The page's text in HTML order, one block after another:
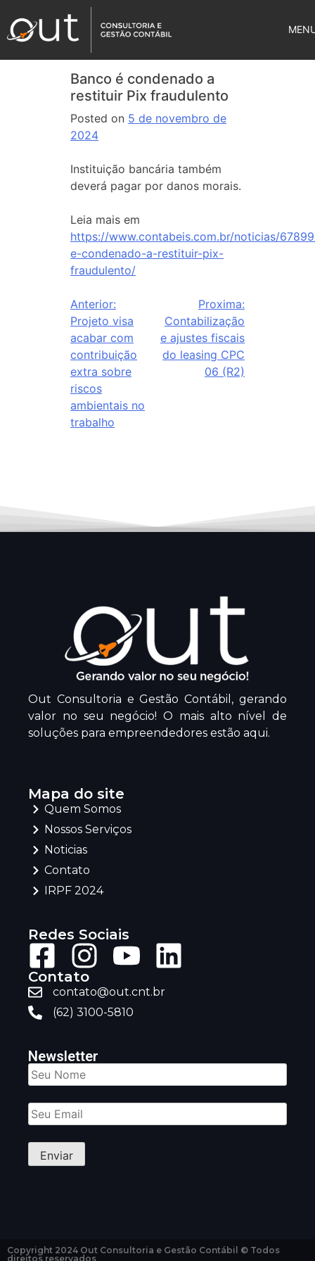
Banco é condenado a
restituir Pix fraudulento
Posted on 5 de novembro de
2024
Instituição bancária também
deverá pagar por danos morais.
Leia mais em
https://www.contabeis.com.br/noticias/
e-condenado-a-restituir-pix-
fraudulento/
Anterior:
Projeto visa
acabar com
contribuição
extra sobre
riscos
ambientais no
trabalho
Proxima:
Contabilização
e ajustes fiscais
do leasing CPC
06 (R2)
Out Consultoria e Gestão Contábil, gerando
valor no seu negócio! O mais alto nível de
soluções para empreendedores estão aqui.
Mapa do site
Quem Somos
Nossos Serviços
Noticias
Contato
IRPF 2024
Redes Sociais
Contato
contato@out.cnt.br
(62) 3100-5810
Newsletter
Copyright 2024 Out Consultoria e Gestão Contábil © Todos
direitos reservados